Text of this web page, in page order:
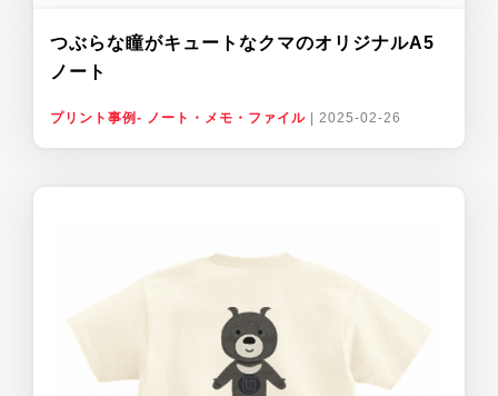
つぶらな瞳がキュートなクマのオリジナルA5
ノート
プリント事例- ノート・メモ・ファイル 2025-02-26